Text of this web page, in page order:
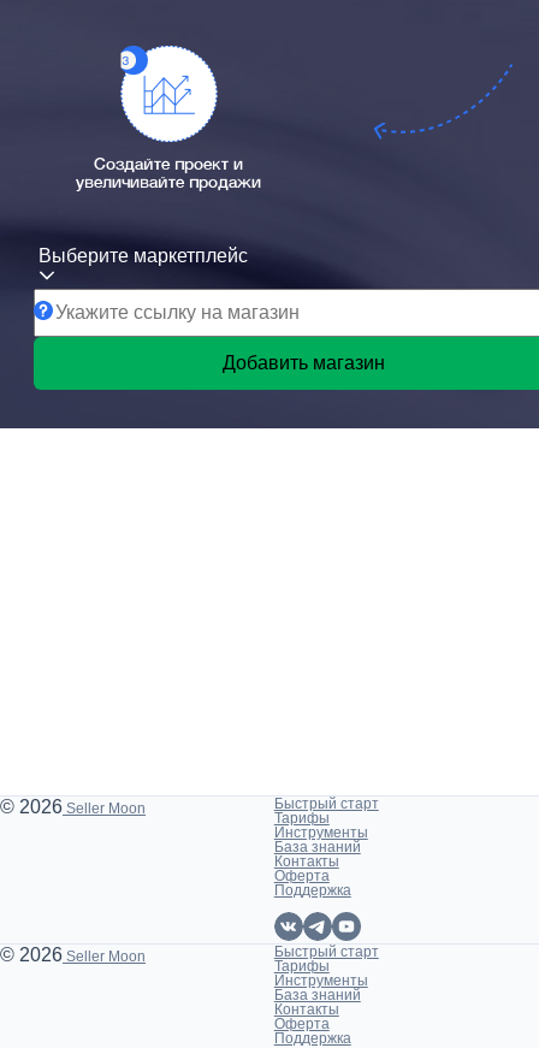
Создайте проект и
увеличивайте продажи
Выберите маркетплейс
Добавить магазин
© 2026 Seller Moon
Быстрый старт
Тарифы
Инструменты
База знаний
Контакты
Оферта
Поддержка
© 2026 Seller Moon
Быстрый старт
Тарифы
Инструменты
База знаний
Контакты
Оферта
Поддержка